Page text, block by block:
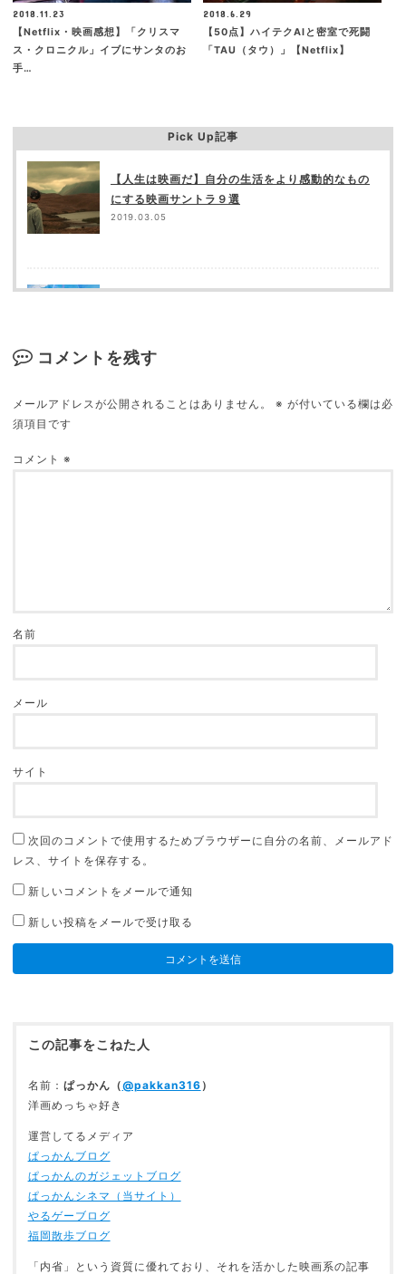
2018.11.23
【Netflix・映画感想】「クリスマ
ス・クロニクル」イブにサンタのお
手…
2018.6.29
【50点】ハイテクAIと密室で死闘
「TAU（タウ）」【Netflix】
Pick Up記事
【人生は映画だ】自分の生活をより感動的なもの
にする映画サントラ９選
2019.03.05
コメントを残す
メールアドレスが公開されることはありません。 ※ が付いている欄は必
須項目です
コメント ※
名前
メール
サイト
次回のコメントで使用するためブラウザーに自分の名前、メールアド
レス、サイトを保存する。
新しいコメントをメールで通知
新しい投稿をメールで受け取る
この記事をこねた人
名前： ぱっかん（@pakkan316 ）
洋画めっちゃ好き
運営してるメディア
ぱっかんブログ
ぱっかんのガジェットブログ
ぱっかんシネマ（当サイト）
やるゲーブログ
福岡散歩ブログ
「内省」という資質に優れており、それを活かした映画系の記事